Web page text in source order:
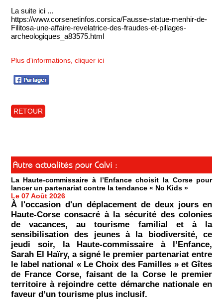
La suite ici ...
https://www.corsenetinfos.corsica/Fausse-statue-menhir-de-
Filitosa-une-affaire-revelatrice-des-fraudes-et-pillages-
archeologiques_a83575.html
Plus d'informations, cliquer ici
RETOUR
Autre actualités pour Calvi :
La Haute-commissaire à l’Enfance choisit la Corse pour
lancer un partenariat contre la tendance « No Kids »
Le 07 Août 2026
À l'occasion d'un déplacement de deux jours en
Haute-Corse consacré à la sécurité des colonies
de vacances, au tourisme familial et à la
sensibilisation des jeunes à la biodiversité, ce
jeudi soir, la Haute-commissaire à l’Enfance,
Sarah El Haïry, a signé le premier partenariat entre
le label national « Le Choix des Familles » et Gîtes
de France Corse, faisant de la Corse le premier
territoire à rejoindre cette démarche nationale en
faveur d’un tourisme plus inclusif.